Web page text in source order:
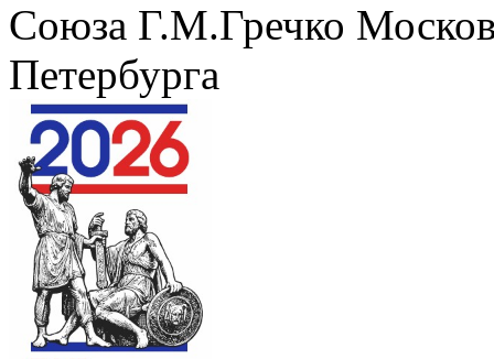
Союза Г.М.Гречко
Петербурга